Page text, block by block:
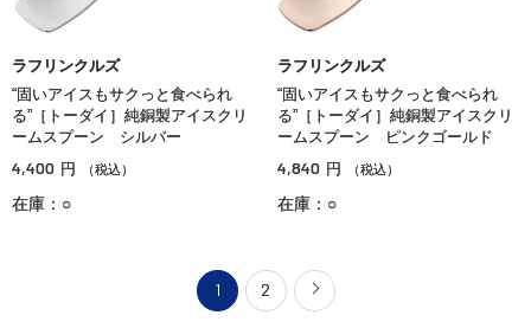
ラフリンクルズ
“固いアイスもサクっと食べられ
る”［トーダイ］純銅製アイスクリ
ームスプーン シルバー
4,400 円 （税込）
在庫：○
ラフリンクルズ
“固いアイスもサクっと食べられ
る”［トーダイ］純銅製アイスクリ
ームスプーン ピンクゴールド
4,840 円 （税込）
在庫：○
1 2